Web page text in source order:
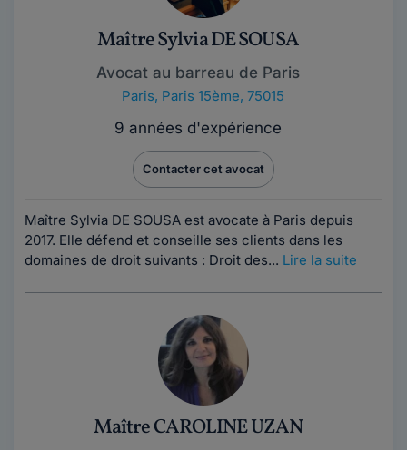
Maître Sylvia DE SOUSA
Avocat au barreau de Paris
Paris, Paris 15ème, 75015
9 années d'expérience
Contacter cet avocat
Maître Sylvia DE SOUSA est avocate à Paris depuis
2017. Elle défend et conseille ses clients dans les
domaines de droit suivants : Droit des... Lire la suite
Maître CAROLINE UZAN